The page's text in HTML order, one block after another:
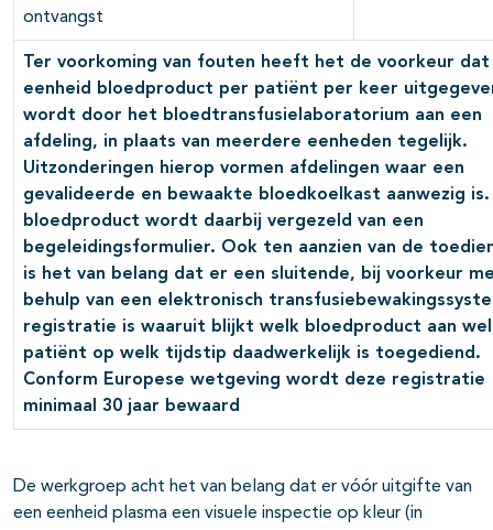
ontvangst
Ter voorkoming van fouten heeft het de voorkeur dat
eenheid bloedproduct per patiënt per keer
wordt door het bloedtransfusielaboratorium aan een
afdeling, in plaats van meerdere eenheden tegelijk.
Uitzonderingen hierop vormen afdelingen waar een
gevalideerde en bewaakte bloedkoelkast aanwezig is.
bloedproduct wordt daarbij vergezeld van een
begeleidingsformulier. Ook ten aanzien van de
is het van belang dat er een sluitende, bij voorkeur
behulp van een elektronisch
registratie is waaruit blijkt welk bloedproduct aan
patiënt op welk tijdstip daadwerkelijk is toegediend.
Conform Europese wetgeving wordt deze registratie
minimaal 30 jaar bewaard
De werkgroep acht het van belang dat er vóór uitgifte van
een eenheid plasma een visuele inspectie op kleur (in